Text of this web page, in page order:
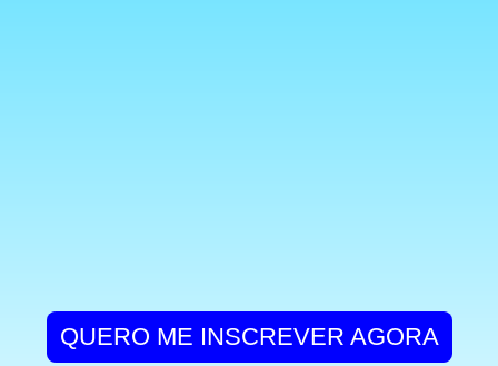
QUERO ME INSCREVER AGORA